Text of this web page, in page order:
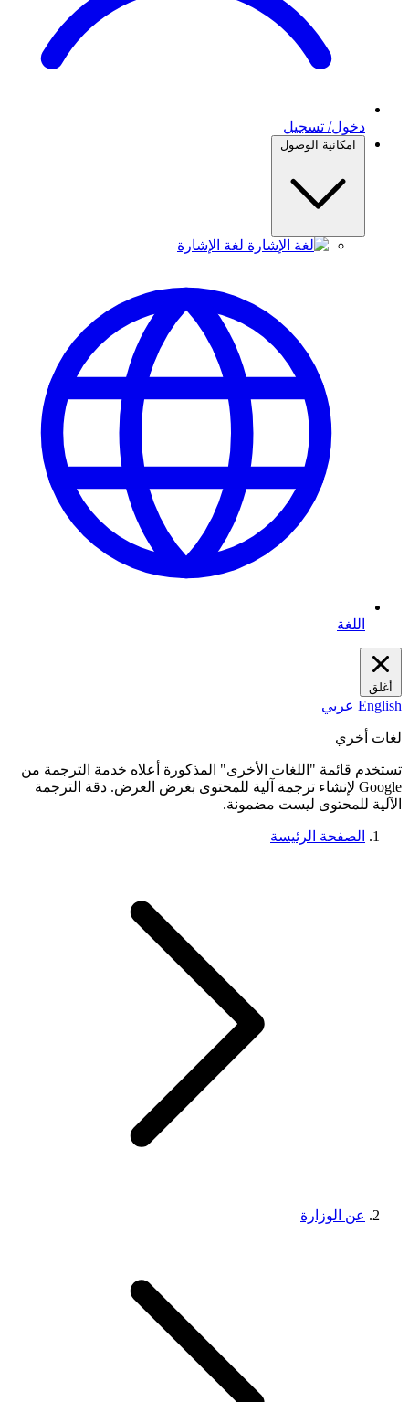
دخول/ تسجيل
امكانية الوصول
لغة الإشارة
اللغة
أغلق
English عربي
لغات أخري
تستخدم قائمة "اللغات الأخرى" المذكورة أعلاه خدمة الترجمة من
Google لإنشاء ترجمة آلية للمحتوى بغرض العرض. دقة الترجمة
الآلية للمحتوى ليست مضمونة.
الصفحة الرئيسة
عن الوزارة